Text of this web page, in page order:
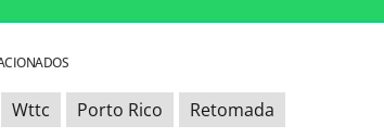
Wttc Porto Rico Retomada